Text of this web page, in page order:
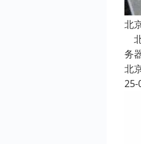
北
务
北
25-